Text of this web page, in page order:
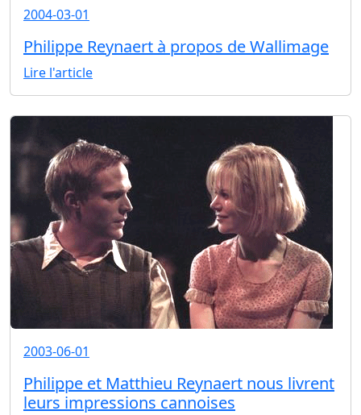
2004-03-01
Philippe Reynaert à propos de Wallimage
Lire l'article
2003-06-01
Philippe et Matthieu Reynaert nous livrent
leurs impressions cannoises